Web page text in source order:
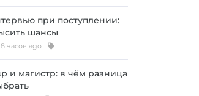
при поступлении:
шансы
часов ago
и магистр: в чём разница